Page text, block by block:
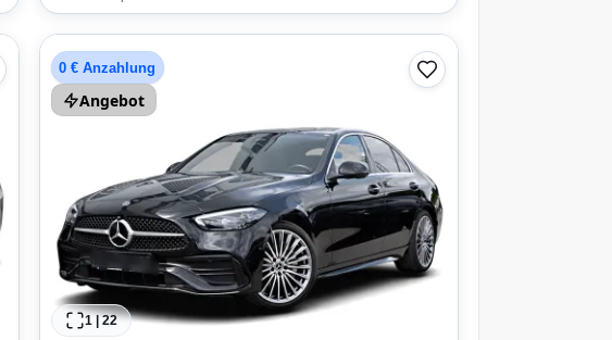
Standheizung, Regensensor, Parkassistent, Notruf-Assistent, Lichtsensor,
und weitere Airbags
0 € Anzahlung
Angebot
1| 22